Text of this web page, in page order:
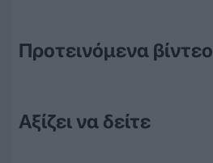
Προτεινόμενα βίντεο
Αξίζει να δείτε